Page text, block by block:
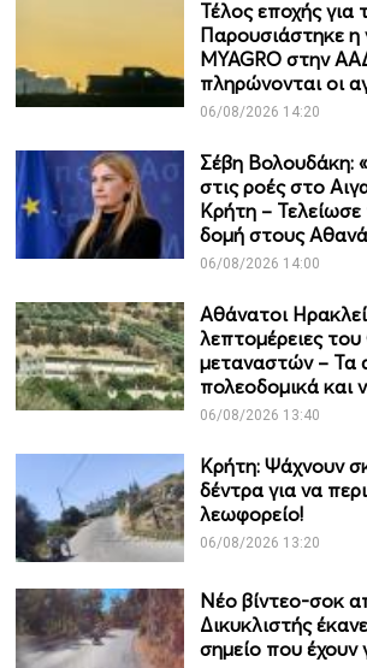
Τέλος εποχής
Παρουσιάστηκε
MYAGRO στην
πληρώνονται οι
06/08/2026 14:20
Σέβη Βολουδάκη:
στις ροές στο
Κρήτη –
δομή στους
06/08/2026 14:00
Αθάνατοι
λεπτομέρειες
μεταναστών – Τα
πολεοδομικά και
06/08/2026 13:40
Κρήτη: Ψάχνουν
δέντρα για να
λεωφορείο!
06/08/2026 13:20
Νέο βίντεο-σοκ
Δικυκλιστής
σημείο που έχουν